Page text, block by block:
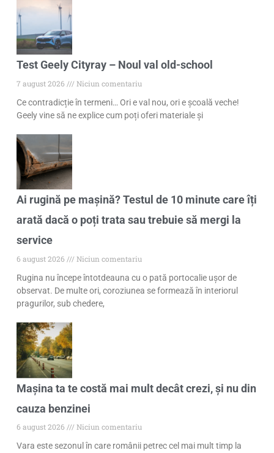
Test Geely Cityray – Noul val old-school
7 august 2026
Niciun comentariu
Ce contradicție în termeni… Ori e val nou, ori e școală veche!
Geely vine să ne explice cum poți oferi materiale și
Ai rugină pe mașină? Testul de 10 minute care îți
arată dacă o poți trata sau trebuie să mergi la
service
6 august 2026
Niciun comentariu
Rugina nu începe întotdeauna cu o pată portocalie ușor de
observat. De multe ori, coroziunea se formează în interiorul
pragurilor, sub chedere,
Mașina ta te costă mai mult decât crezi, și nu din
cauza benzinei
6 august 2026
Niciun comentariu
Vara este sezonul în care românii petrec cel mai mult timp la